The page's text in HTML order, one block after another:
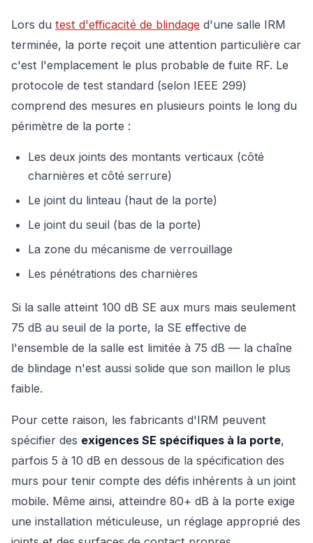
Lors du test d'efficacité de blindage d'une salle IRM
terminée, la porte reçoit une attention particulière car
c'est l'emplacement le plus probable de fuite RF. Le
protocole de test standard (selon IEEE 299)
comprend des mesures en plusieurs points le long du
périmètre de la porte :
Les deux joints des montants verticaux (côté
charnières et côté serrure)
Le joint du linteau (haut de la porte)
Le joint du seuil (bas de la porte)
La zone du mécanisme de verrouillage
Les pénétrations des charnières
Si la salle atteint 100 dB SE aux murs mais seulement
75 dB au seuil de la porte, la SE effective de
l'ensemble de la salle est limitée à 75 dB — la chaîne
de blindage n'est aussi solide que son maillon le plus
faible.
Pour cette raison, les fabricants d'IRM peuvent
spécifier des exigences SE spécifiques à la porte,
parfois 5 à 10 dB en dessous de la spécification des
murs pour tenir compte des défis inhérents à un joint
mobile. Même ainsi, atteindre 80+ dB à la porte exige
une installation méticuleuse, un réglage approprié des